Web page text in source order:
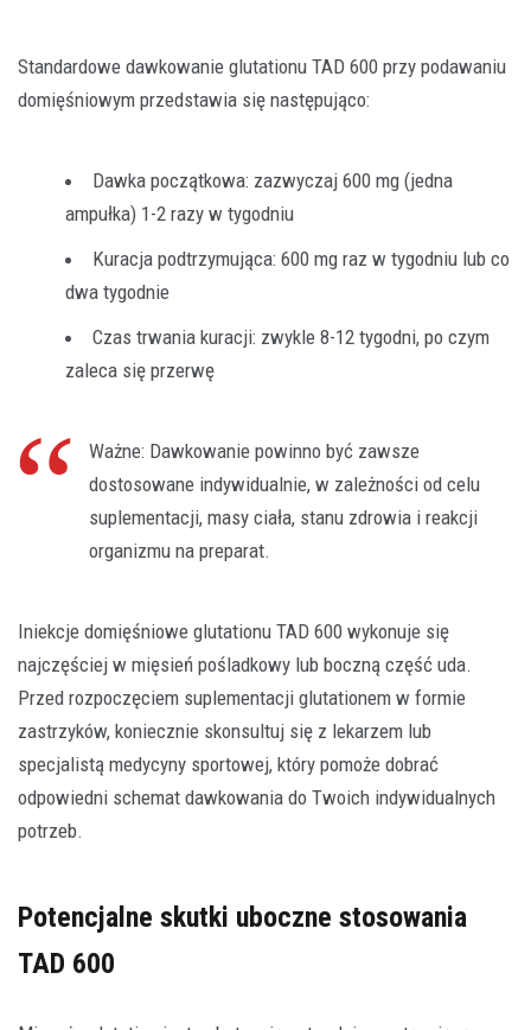
Standardowe dawkowanie glutationu TAD 600 przy podawaniu
domięśniowym przedstawia się następująco:
Dawka początkowa: zazwyczaj 600 mg (jedna
ampułka) 1-2 razy w tygodniu
Kuracja podtrzymująca: 600 mg raz w tygodniu lub co
dwa tygodnie
Czas trwania kuracji: zwykle 8-12 tygodni, po czym
zaleca się przerwę
Ważne: Dawkowanie powinno być zawsze
dostosowane indywidualnie, w zależności od celu
suplementacji, masy ciała, stanu zdrowia i reakcji
organizmu na preparat.
Iniekcje domięśniowe glutationu TAD 600 wykonuje się
najczęściej w mięsień pośladkowy lub boczną część uda.
Przed rozpoczęciem suplementacji glutationem w formie
zastrzyków, koniecznie skonsultuj się z lekarzem lub
specjalistą medycyny sportowej, który pomoże dobrać
odpowiedni schemat dawkowania do Twoich indywidualnych
potrzeb.
Potencjalne skutki uboczne stosowania
TAD 600